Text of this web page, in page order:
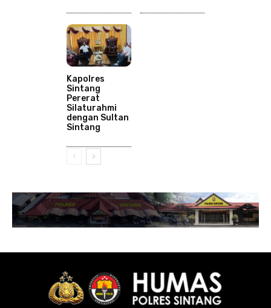
Kapolres
Sintang
Pererat
Silaturahmi
dengan Sultan
Sintang